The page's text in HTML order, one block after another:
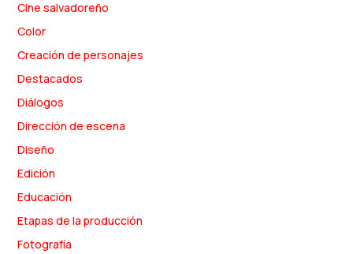
Cine salvadoreño
Color
Creación de personajes
Destacados
Diálogos
Dirección de escena
Diseño
Edición
Educación
Etapas de la producción
Fotografía